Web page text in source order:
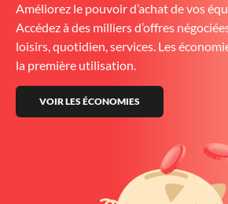
Améliorez le pouvoir d’achat de vos
Accédez à des milliers d’offres
loisirs, quotidien, services. Les
la première utilisation.
VOIR LES ÉCONOMIES